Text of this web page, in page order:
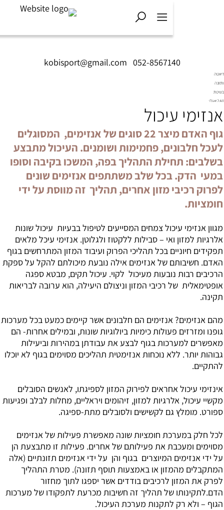
kobisport@gmail.com|052-8567140
עיכול
גוף האדם מיצר 22 סוגים של אנזימים, המסוגלים
פחמימות ושומנים. העיכול מתבצע
תחילת התהליך בפה, המשכו בקיבה וסופו
בכל שלב משתתפים אנזימים שונים
מזון אחרים, תהליך זה מווסת על ידי
עיכול צמחים המסייעים לטיפול בבעיות עיכול שונות
למזון ואי – סבילות ללקטוז ולגלוטן. אנזימי עיכל מלאים
חיוניים בכל תהליכי הפרוק ועיבוד המזון המתרחשים בגוף
של אנזימים אילה נובעת מיכולתם להקל על ספקת
רבות נובעות מעיכול לקוי. עיכול תקים, מבטא ספגה
של רכיבי המזון וניצולם היעילה, הוא ערובה לבריאות
אנזימים הם חלבונים אשר קיימים כמעט בכל מערכות
פעולות כימיות ביולוגיות שונות, ובמילים אחרות- הם
למערכות בגוף לבצע את עבודתן במהירות וביעילות
ללא נוכחות אנזימטית תהליכים מסוימים בגוף לא יוכלו
עיכול אחראים לפירוק המזון לספיגתו, לאנשים הסובלים
אלרגיות למזון, זיהומים ויראליים, מחלות לבלב ופגיעות
גם לקשישים ולסובלים מתת-ספיגה.
במערכת חומציות שונה מאפשרת פעילות של אנזימים
ומעכבת את פעילותם של אחרים. פעילות זו מתבצעת הן
המיוצרים בגוף והן על ידי אנזימים תזונתיים (אלה
מהמזון או באמצעות תוסף תזונה). מטרת התהליך
המזון לרכיבים בודדים אשר יספגו לתוך מחזור
של תהליך זה חשיבות מכרעת לתפקודו של מערכות
רק לתקנות מערכת העיכול.